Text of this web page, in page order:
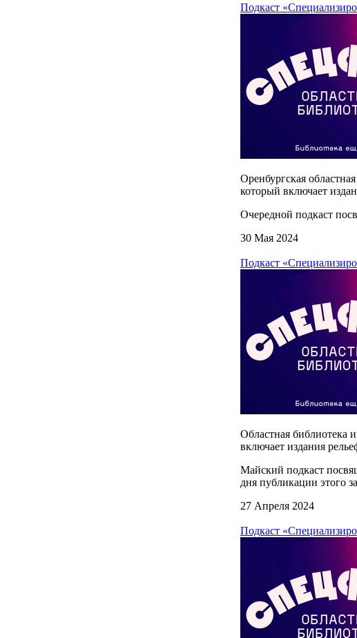
Подкаст
Оренбургская
который включает
Очередной подкаст
30 Мая 2024
Подкаст
Областная библиотека
включает издания
Майский подкаст
дня публикации этого
27 Апреля 2024
Подкаст